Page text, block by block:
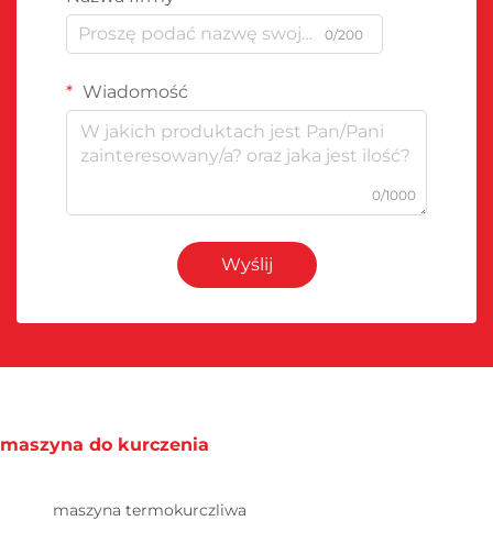
0/200
Wiadomość
0/1000
Wyślij
maszyna do kurczenia
maszyna termokurczliwa